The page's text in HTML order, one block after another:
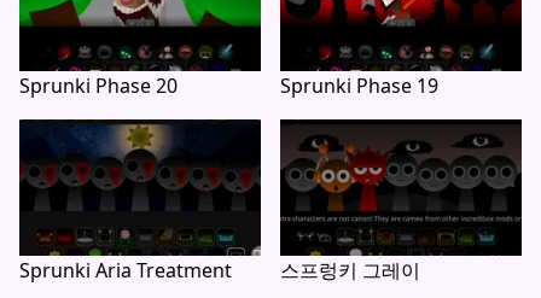
Sprunki Phase 20 Sprunki Phase 19
Sprunki Aria Treatment 스프렁키 그레이